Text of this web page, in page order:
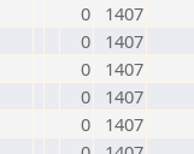
0
1407
0
1407
0
1407
0
1407
0
1407